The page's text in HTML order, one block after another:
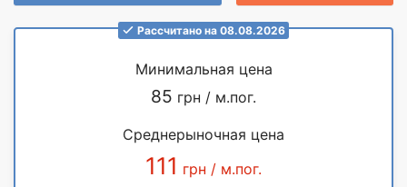
Рассчитано на 08.08.2026
Минимальная цена
85 грн / м.пог.
Среднерыночная цена
111 грн / м.пог.